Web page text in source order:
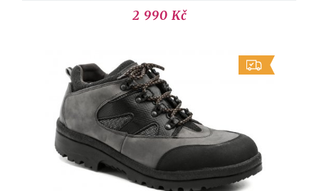
2 990 Kč